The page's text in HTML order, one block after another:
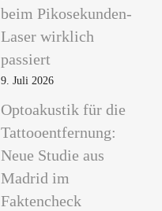
beim Pikosekunden-
Laser wirklich
passiert
9. Juli 2026
Optoakustik für die
Tattooentfernung:
Neue Studie aus
Madrid im
Faktencheck